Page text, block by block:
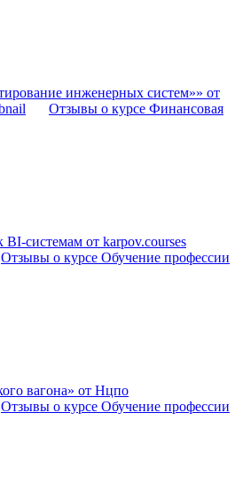
инженерных систем»» от
Отзывы о курсе Финансовая
BI-системам от karpov.courses
Отзывы о курсе Обучение профессии
вагона» от Нцпо
Отзывы о курсе Обучение профессии